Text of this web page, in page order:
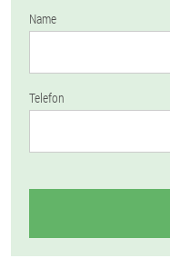
Name
Telefon